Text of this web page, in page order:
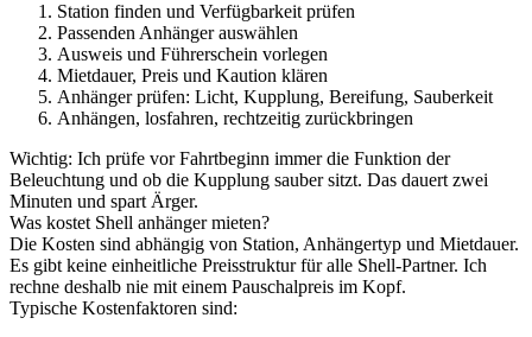
Station finden und Verfügbarkeit prüfen
Passenden Anhänger auswählen
Ausweis und Führerschein vorlegen
Mietdauer, Preis und Kaution klären
Anhänger prüfen: Licht, Kupplung, Bereifung, Sauberkeit
Anhängen, losfahren, rechtzeitig zurückbringen
Wichtig: Ich prüfe vor Fahrtbeginn immer die Funktion der
Beleuchtung und ob die Kupplung sauber sitzt. Das dauert zwei
Minuten und spart Ärger.
Was kostet Shell anhänger mieten?
Die Kosten sind abhängig von Station, Anhängertyp und Mietdauer.
Es gibt keine einheitliche Preisstruktur für alle Shell-Partner. Ich
rechne deshalb nie mit einem Pauschalpreis im Kopf.
Typische Kostenfaktoren sind: